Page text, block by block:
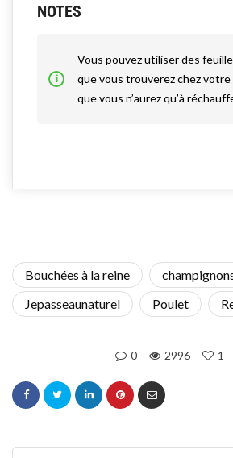
NOTES
Vous pouvez utiliser des
que vous trouverez chez
que vous n’aurez qu’à
Bouchées à la reine
Jepasseaunaturel
Poulet
0 2996 1